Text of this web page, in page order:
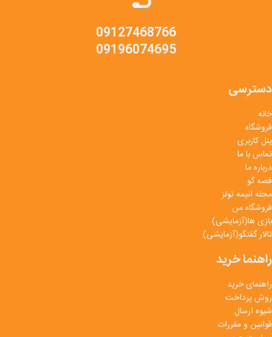
09127468766
09196074695
دسترسی
خانه
فروشگاه
پنل کاربری
تماس با ما
درباره ما
قصه گو
مجله انیمه تولز
فروشگاه من
بازی ها(آزمایشی)
تالار گفتگو(آزمایشی)
راهنما خرید
راهنمای خرید
روش پرداخت
شیوه ارسال
قوانین و مقررات